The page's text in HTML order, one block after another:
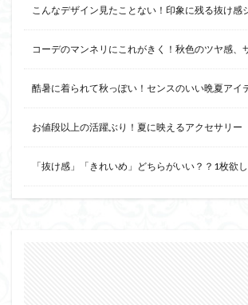
こんなデザイン見たことない！印象に残る抜け感
コーデのマンネリにこれがきく！秋色のツヤ感、
酷暑に着られて秋っぽい！センスのいい晩夏アイ
お値段以上の活躍ぶり！夏に映えるアクセサリー
「抜け感」「きれいめ」どちらがいい？？1枚欲